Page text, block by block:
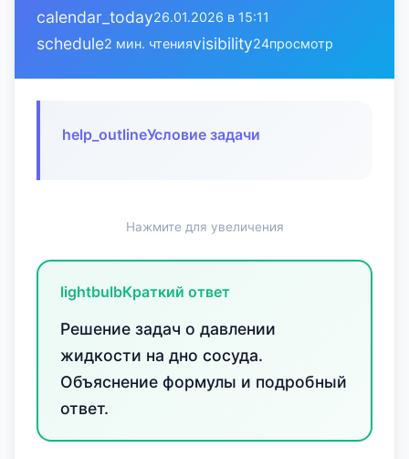
calendar_today26.01.2026 в 15:11
schedule2 мин. чтенияvisibility24просмотр
help_outlineУсловие задачи
Нажмите для увеличения
lightbulbКраткий ответ
Решение задач о давлении
жидкости на дно сосуда.
Объяснение формулы и подробный
ответ.